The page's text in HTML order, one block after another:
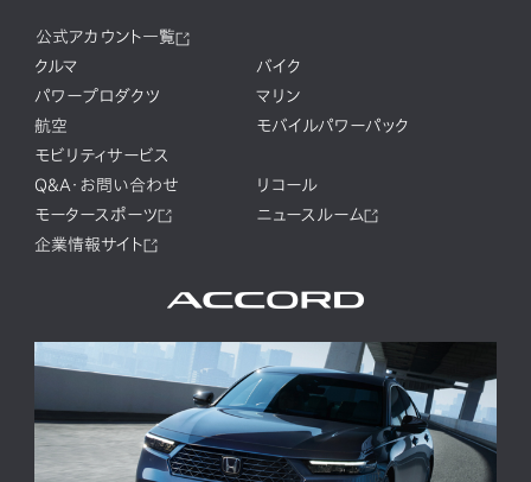
公式アカウント一覧
クルマ
バイク
パワープロダクツ
マリン
航空
モバイルパワーパック
モビリティサービス
Q&A・お問い合わせ
リコール
モータースポーツ
ニュースルーム
企業情報サイト